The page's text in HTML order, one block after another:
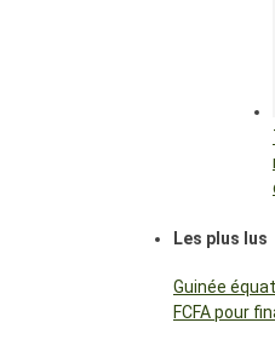
Les plus lus
Guinée
FCFA pour